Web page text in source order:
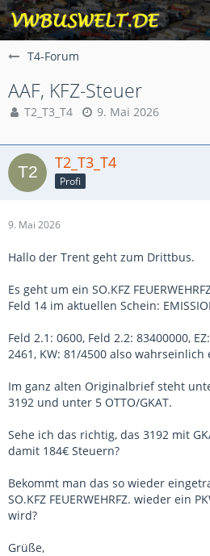
T4-Forum
AAF, KFZ-Steuer
T2_T3_T4 9. Mai 2026
T2_T3_T4
Profi
9. Mai 2026
Hallo der Trent geht zum Drittbus.
Es geht um ein SO.KFZ
Feld 14 im aktuellen Schein:
Feld 2.1: 0600, Feld 2.2: 83400000,
2461, KW: 81/4500 also wahrseinlich
Im ganz alten Originalbrief steht
3192 und unter 5 OTTO/GKAT.
Sehe ich das richtig, das 3192 mit
damit 184€ Steuern?
Bekommt man das so wieder
SO.KFZ FEUERWEHRFZ. wieder ein
wird?
Grüße,